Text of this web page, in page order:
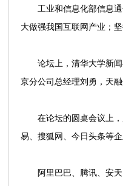
工业和信息化部信息通
大做强我国互联网产业；
论坛上，清华大学新闻
京分公司总经理刘勇，天
在论坛的圆桌会议上，
易、搜狐网、今日头条等
阿里巴巴、腾讯、安天